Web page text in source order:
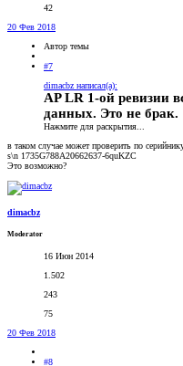
42
20 Фев 2018
Автор темы
#7
dimacbz написал(а):
AP LR 1-ой ревизии
данных. Это не брак.
Нажмите для раскрытия...
в таком случае может проверить по
s\n 1735G788A20662637-6quKZC
Это возможно?
dimacbz
Moderator
16 Июн 2014
1.502
243
75
20 Фев 2018
#8